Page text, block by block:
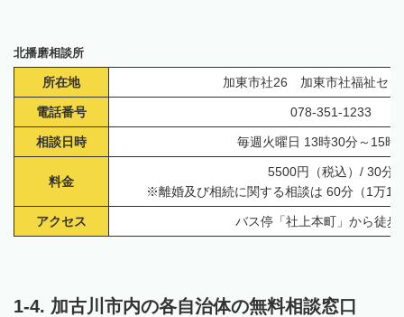
北播磨相談所
所在地 加東市社26 加東市社福祉セン
電話番号 078-351-1233
相談日時 毎週火曜日 13時30分～15時
料金
5500円（税込）/ 30分
※離婚及び相続に関する相談は 60分（1万
アクセス バス停「社上本町」から徒歩
1-4. 加古川市内の各自治体の無料相談窓口